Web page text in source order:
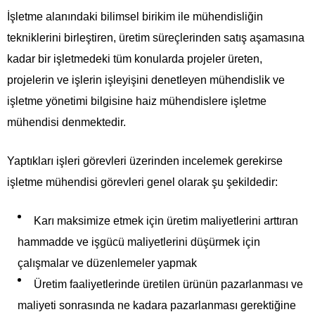
İşletme alanındaki bilimsel birikim ile mühendisliğin
tekniklerini birleştiren, üretim süreçlerinden satış aşamasına
kadar bir işletmedeki tüm konularda projeler üreten,
projelerin ve işlerin işleyişini denetleyen mühendislik ve
işletme yönetimi bilgisine haiz mühendislere işletme
mühendisi denmektedir.
Yaptıkları işleri görevleri üzerinden incelemek gerekirse
işletme mühendisi görevleri genel olarak şu şekildedir:
Karı maksimize etmek için üretim maliyetlerini arttıran
hammadde ve işgücü maliyetlerini düşürmek için
çalışmalar ve düzenlemeler yapmak
Üretim faaliyetlerinde üretilen ürünün pazarlanması ve
maliyeti sonrasında ne kadara pazarlanması gerektiğine